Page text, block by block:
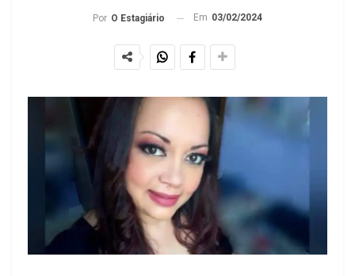
Por O Estagiário Em 03/02/2024